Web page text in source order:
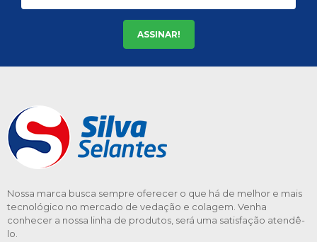
ASSINAR!
Nossa marca busca sempre oferecer o que há de melhor e mais
tecnológico no mercado de vedação e colagem. Venha
conhecer a nossa linha de produtos, será uma satisfação atendê-
lo.